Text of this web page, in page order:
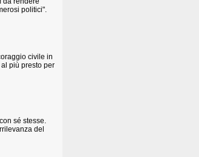
politici".
civile in
più presto per
sé stesse.
del